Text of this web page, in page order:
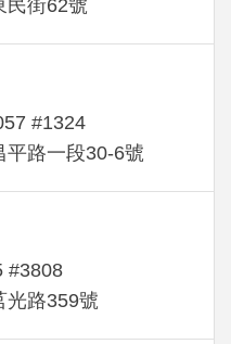
民街62號
#1324
平路一段30-6號
#3808
光路359號